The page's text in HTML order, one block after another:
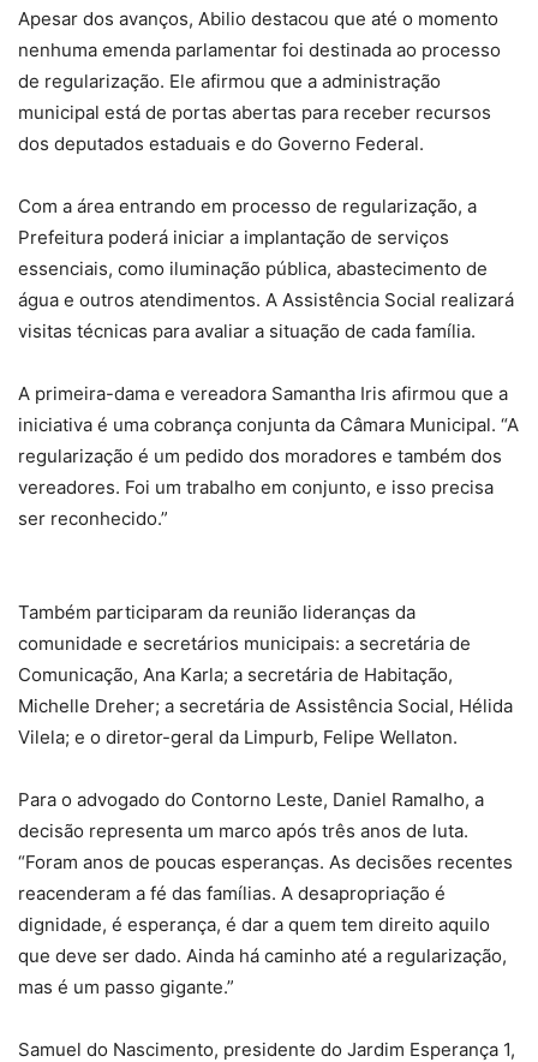
Apesar dos avanços, Abilio destacou que até o momento
nenhuma emenda parlamentar foi destinada ao processo
de regularização. Ele afirmou que a administração
municipal está de portas abertas para receber recursos
dos deputados estaduais e do Governo Federal.
Com a área entrando em processo de regularização, a
Prefeitura poderá iniciar a implantação de serviços
essenciais, como iluminação pública, abastecimento de
água e outros atendimentos. A Assistência Social realizará
visitas técnicas para avaliar a situação de cada família.
A primeira-dama e vereadora Samantha Iris afirmou que a
iniciativa é uma cobrança conjunta da Câmara Municipal. “A
regularização é um pedido dos moradores e também dos
vereadores. Foi um trabalho em conjunto, e isso precisa
ser reconhecido.”
Também participaram da reunião lideranças da
comunidade e secretários municipais: a secretária de
Comunicação, Ana Karla; a secretária de Habitação,
Michelle Dreher; a secretária de Assistência Social, Hélida
Vilela; e o diretor-geral da Limpurb, Felipe Wellaton.
Para o advogado do Contorno Leste, Daniel Ramalho, a
decisão representa um marco após três anos de luta.
“Foram anos de poucas esperanças. As decisões recentes
reacenderam a fé das famílias. A desapropriação é
dignidade, é esperança, é dar a quem tem direito aquilo
que deve ser dado. Ainda há caminho até a regularização,
mas é um passo gigante.”
Samuel do Nascimento, presidente do Jardim Esperança 1,